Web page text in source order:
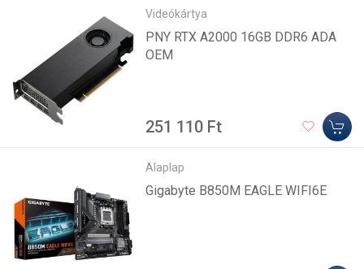
Videókártya
PNY RTX A2000 16GB DDR6 ADA
OEM
251 110 Ft
Alaplap
Gigabyte B850M EAGLE WIFI6E